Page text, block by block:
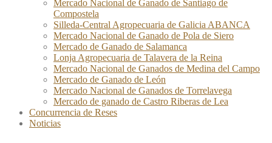
Mercado Nacional de Ganado de Santiago de
Compostela
Silleda-Central Agropecuaria de Galicia ABANCA
Mercado Nacional de Ganado de Pola de Siero
Mercado de Ganado de Salamanca
Lonja Agropecuaria de Talavera de la Reina
Mercado Nacional de Ganados de Medina del Campo
Mercado de Ganado de León
Mercado Nacional de Ganados de Torrelavega
Mercado de ganado de Castro Riberas de Lea
Concurrencia de Reses
Noticias